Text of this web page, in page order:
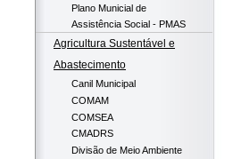
Plano Municial de
Assistência Social - PMAS
Agricultura Sustentável e
Abastecimento
Canil Municipal
COMAM
COMSEA
CMADRS
Divisão de Meio Ambiente